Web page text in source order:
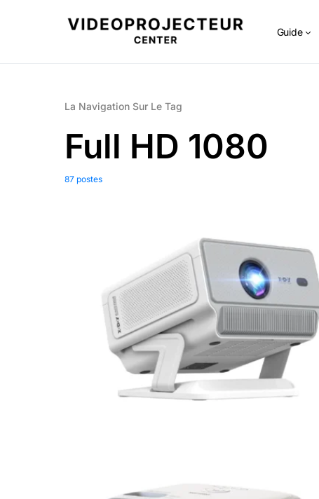
Guide
La Navigation Sur Le Tag
Full HD 1080
87 postes